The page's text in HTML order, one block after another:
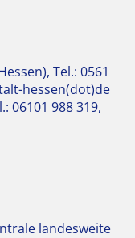
Tel.: 0561
hessen(dot)de
06101 988 319,
landesweite